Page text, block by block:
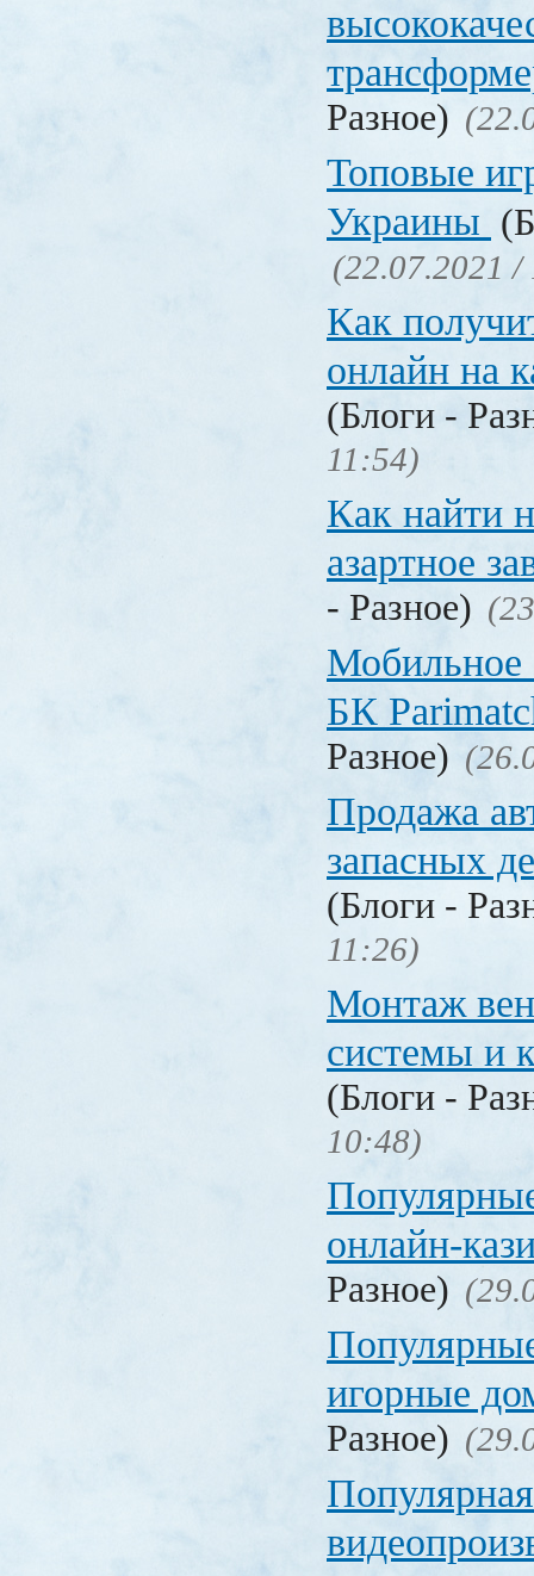
Разное)
Топовые
Украины
(22.07.2021 /
Как
онлайн на
(Блоги -
11:54)
Как найти
азартное
- Разное)
Мобильное
БК
Разное)
Продажа
запасных
(Блоги -
11:26)
Монтаж
системы и
(Блоги -
10:48)
онлайн-
Разное)
игорные
Разное)